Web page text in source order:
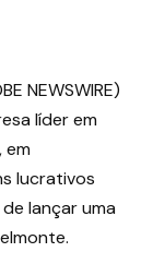
NEWSWIRE)
líder em
em
lucrativos
lançar uma